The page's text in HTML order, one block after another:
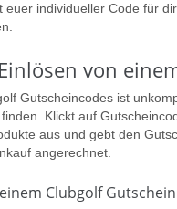
euer individueller Code für
von
Gutscheincodes ist
Klickt auf
aus und gebt den
angerechnet.
Clubgolf